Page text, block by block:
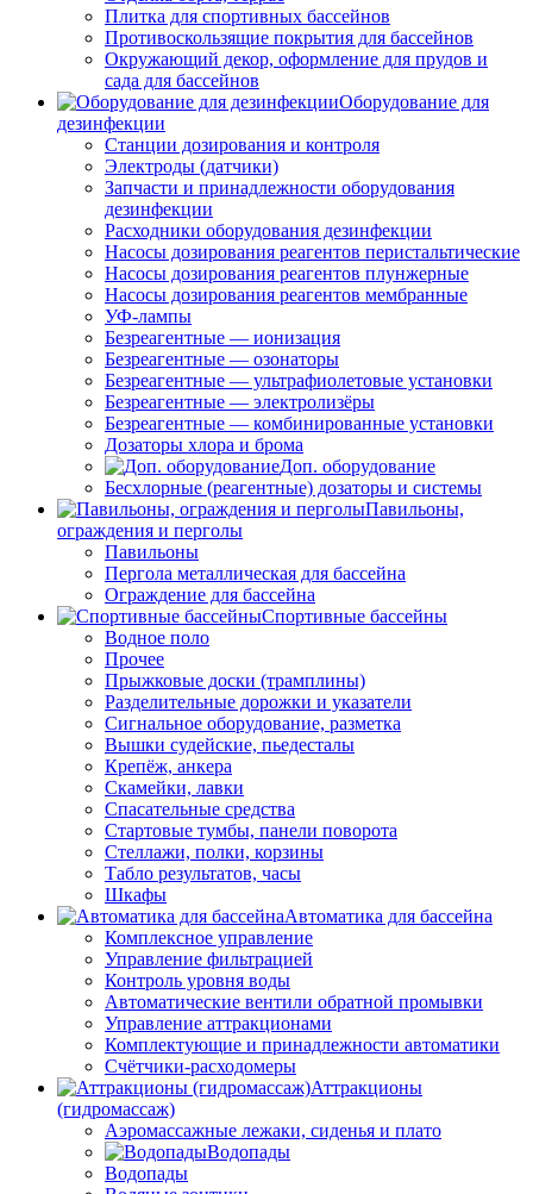
Плитка для спортивных бассейнов
Противоскользящие покрытия для бассейнов
Окружающий декор, оформление для прудов и
сада для бассейнов
Оборудование для
дезинфекции
Станции дозирования и контроля
Электроды (датчики)
Запчасти и принадлежности оборудования
дезинфекции
Расходники оборудования дезинфекции
Насосы дозирования реагентов перистальтические
Насосы дозирования реагентов плунжерные
Насосы дозирования реагентов мембранные
УФ-лампы
Безреагентные — ионизация
Безреагентные — озонаторы
Безреагентные — ультрафиолетовые установки
Безреагентные — электролизёры
Безреагентные — комбинированные установки
Дозаторы хлора и брома
Доп. оборудование
Бесхлорные (реагентные) дозаторы и системы
Павильоны,
ограждения и перголы
Павильоны
Пергола металлическая для бассейна
Ограждение для бассейна
Спортивные бассейны
Водное поло
Прочее
Прыжковые доски (трамплины)
Разделительные дорожки и указатели
Cигнальное оборудование, разметка
Вышки судейские, пьедесталы
Крепёж, анкера
Скамейки, лавки
Спасательные средства
Стартовые тумбы, панели поворота
Стеллажи, полки, корзины
Табло результатов, часы
Шкафы
Автоматика для бассейна
Комплексное управление
Управление фильтрацией
Контроль уровня воды
Автоматические вентили обратной промывки
Управление аттракционами
Комплектующие и принадлежности автоматики
Счётчики-расходомеры
Аттракционы
(гидромассаж)
Аэромассажные лежаки, сиденья и плато
Водопады
Водопады